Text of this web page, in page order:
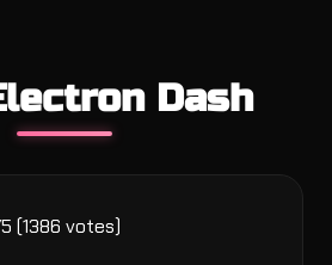
Dash
(1386 votes)